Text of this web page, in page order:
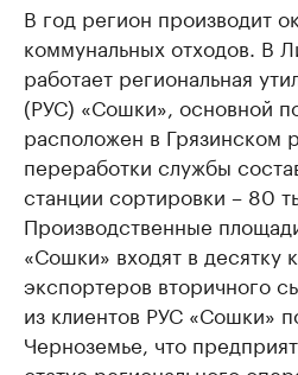
В год регион производит
коммунальных отходов. В
работает региональная
(РУС) «Сошки», основной
расположен в Грязинском
переработки службы
станции сортировки – 80
Производственные
«Сошки» входят в десятку
экспортеров вторичного
из клиентов РУС «Сошки»
Черноземье, что